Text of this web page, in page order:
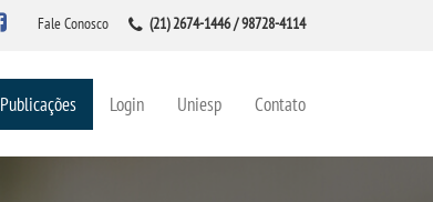
Fale Conosco (21) 2674-1446 / 98728-4114
Publicações Login Uniesp Contato